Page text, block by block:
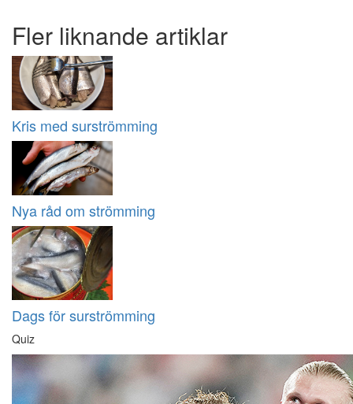
Fler liknande artiklar
Kris med surströmming
Nya råd om strömming
Dags för surströmming
Quiz